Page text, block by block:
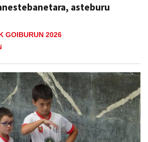
asteburu
GOIBURUN 2026